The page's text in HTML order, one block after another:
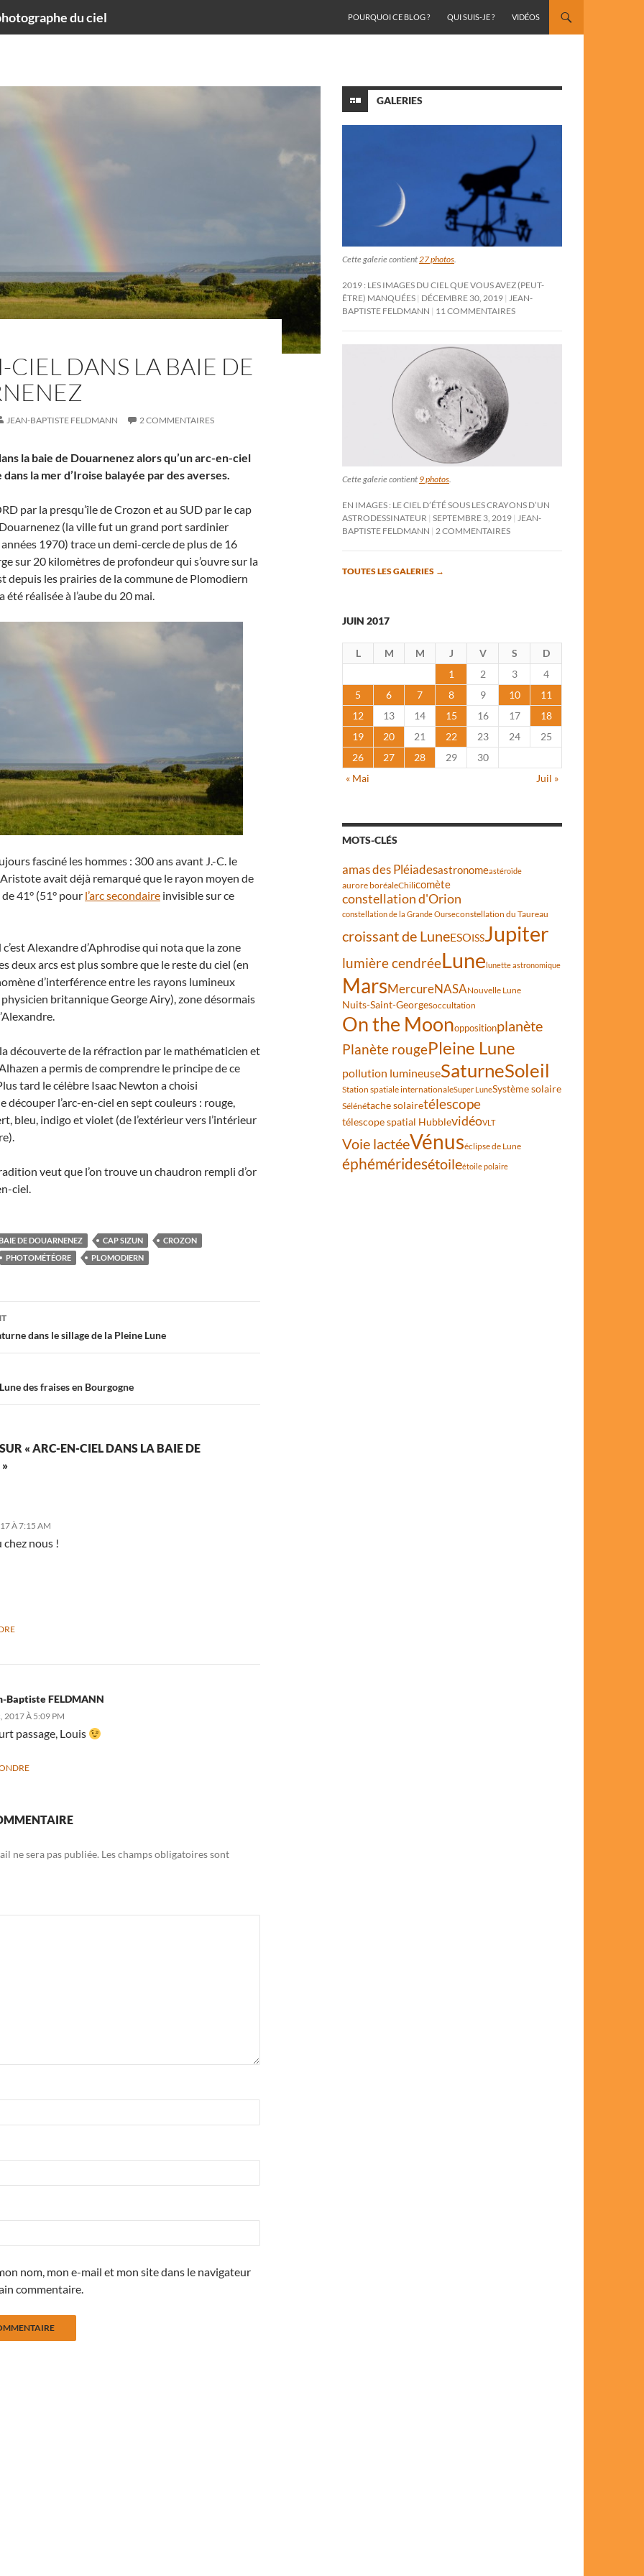
du ciel
POURQUOI CE BLOG ?
QUI SUIS-JE ? VIDÉOS
CIEL DANS LA BAIE DE
JEAN-BAPTISTE FELDMANN 2 COMMENTAIRES
la baie de Douarnenez alors qu’un arc-en-ciel
la mer d’Iroise balayée par des averses.
par la presqu’île de Crozon et au SUD par le cap
(la ville fut un grand port sardinier
années 1970) trace un demi-cercle de plus de 16
sur 20 kilomètres de profondeur qui s’ouvre sur la
depuis les prairies de la commune de Plomodiern
été réalisée à l’aube du 20 mai.
fasciné les hommes : 300 ans avant J.-C. le
avait déjà remarqué que le rayon moyen de
41° (51° pour l’arc secondaire invisible sur ce
Alexandre d’Aphrodise qui nota que la zone
deux arcs est plus sombre que le reste du ciel (en
d’interférence entre les rayons lumineux
britannique George Airy), zone désormais
découverte de la réfraction par le mathématicien et
a permis de comprendre le principe de ce
tard le célèbre Isaac Newton a choisi
découper l’arc-en-ciel en sept couleurs : rouge,
bleu, indigo et violet (de l’extérieur vers l’intérieur
veut que l’on trouve un chaudron rempli d’or
ciel.
DE DOUARNENEZ CAP SIZUN
CROZON
PHOTOMÉTÉORE PLOMODIERN
dans le sillage de la Pleine Lune
des fraises en Bourgogne
« ARC-EN-CIEL DANS LA BAIE DE
À 7:15 AM
chez nous !
Baptiste FELDMANN
2017 À 5:09 PM
passage, Louis
ne sera pas publiée. Les champs obligatoires sont
nom, mon e-mail et mon site dans le navigateur
commentaire.
GALERIES
Cette galerie contient27 photos.
2019 : LES IMAGES DU CIEL QUE VOUS AVEZ (PEUT-
ÊTRE) MANQUÉES DÉCEMBRE 30, 2019 JEAN-
BAPTISTE FELDMANN
11 COMMENTAIRES
Cette galerie contient 9 photos
EN IMAGES : LE CIEL D’ÉTÉ SOUS LES CRAYONS D’UN
ASTRODESSINATEUR SEPTEMBRE 3, 2019
JEAN-
BAPTISTE FELDMANN
2 COMMENTAIRES
TOUTES LES GALERIES →
JUIN 2017
L M M J V S
D
1
2 3
4
5
6 7 8 9 10
11
12
13 14 15 16 17
18
19
20 21 22 23 24
25
26
27 28 29
30
« Mai
Juil »
MOTS-CLÉS
amas des Pléiadesastronomeastéroïde
aurore boréaleChilicomète
constellation d'Orion
constellation de la Grande Ourseconstellation du Taureau
croissant de LuneESOISSJupiter
lumière cendréeLunelunette astronomique
MarsMercureNASANouvelle Lune
Nuits-Saint-Georgesoccultation
On the Moonoppositionplanète
Planète rougePleine Lune
pollution lumineuseSaturneSoleil
Station spatiale internationaleSuper LuneSystème solaire
Sélénétache solairetélescope
télescope spatial HubblevidéoVLT
Voie lactéeVénuséclipse de Lune
éphéméridesétoileétoile polaire